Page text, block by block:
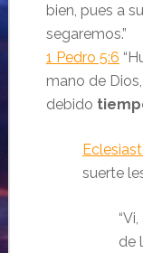
bien, pues a su
segaremos.”
1 Pedro 5:6
mano de
debido
suerte
“
de